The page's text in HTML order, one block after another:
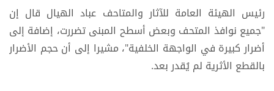
رئيس الهيئة العامة للآثار والمتاحف عباد الهيال قال إن
"جميع نوافذ المتحف وبعض أسطح المبنى تضررت، إضافة إلى
أضرار كبيرة في الواجهة الخلفية"، مشيرا إلى أن حجم الأضرار
بالقطع الأثرية لم يُقدر بعد.